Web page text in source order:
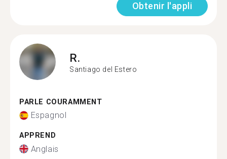
Obtenir l'appli
R.
Santiago del Estero
PARLE COURAMMENT
Espagnol
APPREND
Anglais